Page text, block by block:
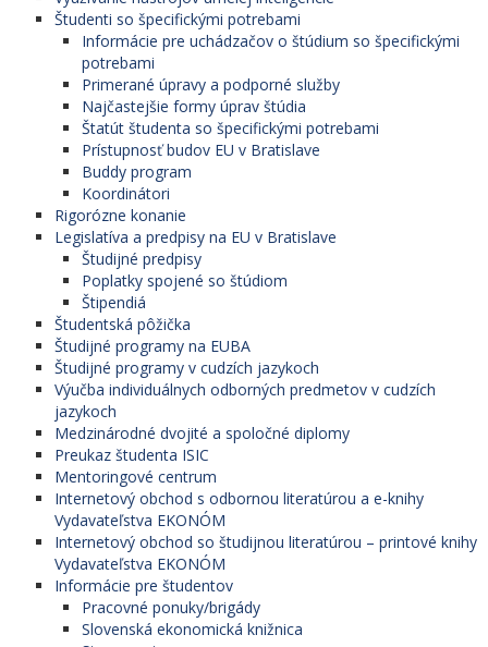
Študenti so špecifickými potrebami
Informácie pre uchádzačov o štúdium so špecifickými
potrebami
Primerané úpravy a podporné služby
Najčastejšie formy úprav štúdia
Štatút študenta so špecifickými potrebami
Prístupnosť budov EU v Bratislave
Buddy program
Koordinátori
Rigorózne konanie
Legislatíva a predpisy na EU v Bratislave
Študijné predpisy
Poplatky spojené so štúdiom
Štipendiá
Študentská pôžička
Študijné programy na EUBA
Študijné programy v cudzích jazykoch
Výučba individuálnych odborných predmetov v cudzích
jazykoch
Medzinárodné dvojité a spoločné diplomy
Preukaz študenta ISIC
Mentoringové centrum
Internetový obchod s odbornou literatúrou a e-knihy
Vydavateľstva EKONÓM
Internetový obchod so študijnou literatúrou – printové knihy
Vydavateľstva EKONÓM
Informácie pre študentov
Pracovné ponuky/brigády
Slovenská ekonomická knižnica